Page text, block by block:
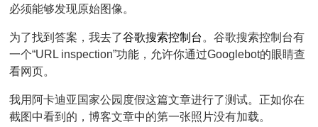
必须能够发现原始图像。
为了找到答案，我去了谷歌搜索控制台。谷歌搜索控制台有
一个“URL inspection”功能，允许你通过Googlebot的眼睛查
看网页。
我用阿卡迪亚国家公园度假这篇文章进行了测试。正如你在
截图中看到的，博客文章中的第一张照片没有加载。